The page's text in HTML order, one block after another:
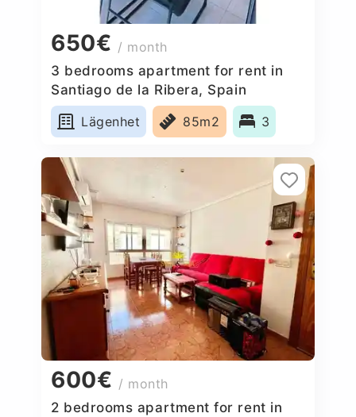
650€ / month
3 bedrooms apartment for rent in
Santiago de la Ribera, Spain
Lägenhet
85m2 3
600€ / month
2 bedrooms apartment for rent in